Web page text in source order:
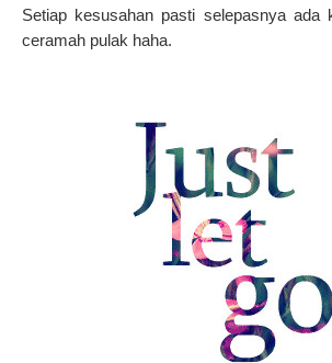
Setiap kesusahan pasti selepasnya ada
ceramah pulak haha.